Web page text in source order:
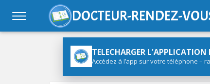
DOCTEUR-RENDEZ-
TELECHARGER L'APPLICATION
Accédez à l’app sur votre téléphone –